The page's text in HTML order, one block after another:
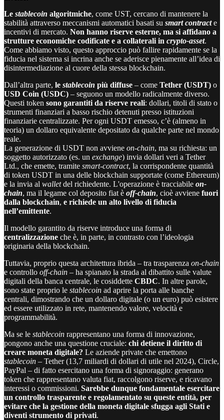
Le stablecoin algoritmiche, come UST, cercano di mantenere la
stabilità attraverso meccanismi automatici basati su smart contracte
incentivi di mercato. Non hanno riserve esterne, ma si affidano a
strutture economiche codificate e a collaterali in crypto-asset.
Come abbiamo visto, questo approccio può fallire rapidamente se la
fiducia nel sistema si incrina anche se aderisce pienamente all’idea di
disintermediazione al cuore della stessa blockchain.
Dall’altra parte, le stablecoin più diffuse – come Tether (USDT) o
USD Coin (USDC) – seguono un modello radicalmente diverso.
Questi token sono garantiti da riserve reali: dollari, titoli di stato o
strumenti finanziari a basso rischio detenuti presso istituzioni
finanziarie centralizzate. Per ogni USDT emesso, c’è (almeno in
teoria) un dollaro equivalente depositato da qualche parte nel mondo
reale.
La generazione di USDT non avviene on-chain, ma su richiesta: un
soggetto autorizzato (es. un exchange) invia dollari veri a Tether
Ltd., che emette, tramite smart-contract, la corrispondente quantità
di token USDT in una delle blockchain supportate (come Ethereum)
e la invia al walletdel richiedente. L'operazione è tracciabile on-
chain, ma il legame col deposito fiat è off-chain, cioè avviene fuori
dalla blockchain, e richiede un alto livello di fiducia
nell’emittente.
Il modello garantito da riserve introduce una forma di
centralizzazione che è, in parte, in contrasto con l’ideologia
originaria della blockchain.
Tuttavia, proprio questa architettura ibrida – tra trasparenza on-chain
e controllo off-chain – ha spianato la strada al dibattito sulle valute
digitali della banca centrale, le cosiddette CBDC. In altre parole,
sono state proprio le stablecoin ad aprire la porta alle banche
centrali, dimostrando che un dollaro digitale (o un euro) può esistere
ed essere utilizzato in rete, mantenendo valore, velocità e
programmabilità.
Ma se le stablecoin rappresentano una forma di innovazione,
pongono anche una questione cruciale: chi detiene il diritto di
creare moneta digitale? Le aziende private che emettono
stablecoin – Tether (13,7 miliardi di dollari di utile nel 2024), Circle,
PayPal – di fatto esercitano una forma di signoraggio: generano
token che rappresentano valuta fiat, raccolgono riserve, e ricavano
interessi o commissioni. Sarebbe dunque fondamentale esercitare
un controllo trasparente e regolamentato su queste entità, per
evitare che la gestione della moneta digitale sfugga agli Stati e
diventi strumento di privati.